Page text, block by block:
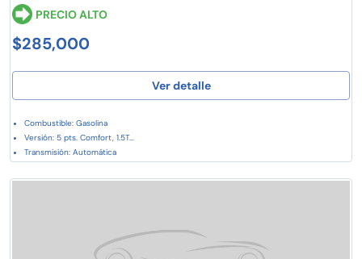
PRECIO ALTO
$285,000
Ver detalle
Combustible: Gasolina
Versión: 5 pts. Comfort, 1.5T...
Transmisión: Automática